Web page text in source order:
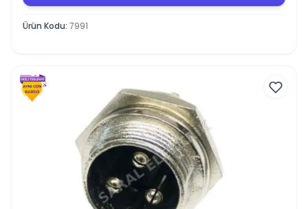
Ürün Kodu: 7991